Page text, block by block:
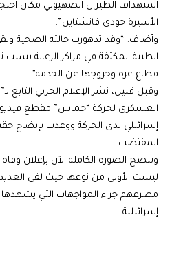
استهداف الطيران الصهيوني مكان
الأسيرة جودي فانشتاين”.
وأضاف: “وقد تدهورت حالته الصحية
الطبية المكثفة في مراكز الرعاية
قطاع غزة وخروجها عن الخدمة”.
وقبل قليل، نشر الإعلام الحربي التابع
العسكري لحركة “حماس” مقطع
إسرائيلي لدى الحركة ووعدت بإيضاح
المقتضب.
وتتضح الصورة الكاملة الآن بإعلان وفاة
ليست الأولى من نوعها حيث لقي
مصرعهم جراء المواجهات التي يشهدها
إسرائيلية.